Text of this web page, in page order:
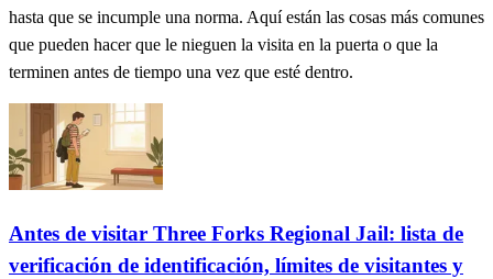
hasta que se incumple una norma. Aquí están las cosas más comunes
que pueden hacer que le nieguen la visita en la puerta o que la
terminen antes de tiempo una vez que esté dentro.
Antes de visitar Three Forks Regional Jail: lista de
verificación de identificación, límites de visitantes y